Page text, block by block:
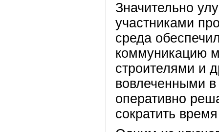
Значительно
участниками
среда
коммуникацию
строителями и
вовлеченными
оперативно
сократить